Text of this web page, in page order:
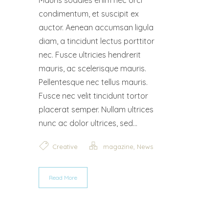
condimentum, et suscipit ex
auctor. Aenean accumsan ligula
diam, a tincidunt lectus porttitor
nec. Fusce ultricies hendrerit
mauris, ac scelerisque mauris.
Pellentesque nec tellus mauris.
Fusce nec velit tincidunt tortor
placerat semper. Nullam ultrices
nunc ac dolor ultrices, sed...
Creative magazine News
Read More